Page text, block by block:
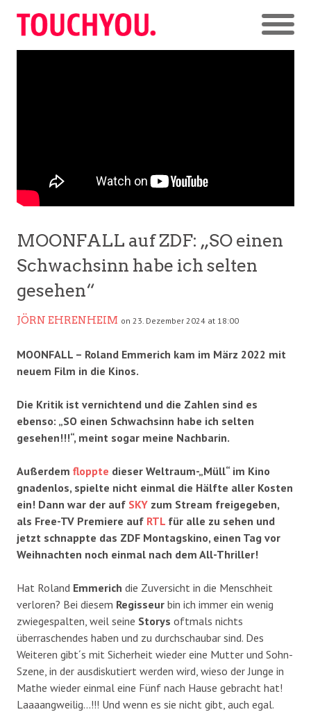
MOONFALL auf ZDF: „SO einen
Schwachsinn habe ich selten
gesehen“
JÖRN EHRENHEIM on 23. Dezember 2024 at 18:00
MOONFALL – Roland Emmerich kam im März 2022 mit
neuem Film in die Kinos.
Die Kritik ist vernichtend und die Zahlen sind es
ebenso: „SO einen Schwachsinn habe ich selten
gesehen!!!“, meint sogar meine Nachbarin.
Außerdem floppte dieser Weltraum-„Müll“ im Kino
gnadenlos, spielte nicht einmal die Hälfte aller Kosten
ein! Dann war der auf SKY zum Stream freigegeben,
als Free-TV Premiere auf RTL für alle zu sehen und
jetzt schnappte das ZDF Montagskino, einen Tag vor
Weihnachten noch einmal nach dem All-Thriller!
Hat Roland Emmerich die Zuversicht in die Menschheit
verloren? Bei diesem Regisseur bin ich immer ein wenig
zwiegespalten, weil seine Storys oftmals nichts
überraschendes haben und zu durchschaubar sind. Des
Weiteren gibt´s mit Sicherheit wieder eine Mutter und Sohn-
Szene, in der ausdiskutiert werden wird, wieso der Junge in
Mathe wieder einmal eine Fünf nach Hause gebracht hat!
Laaaangweilig…!!! Und wenn es sie nicht gibt, auch egal.